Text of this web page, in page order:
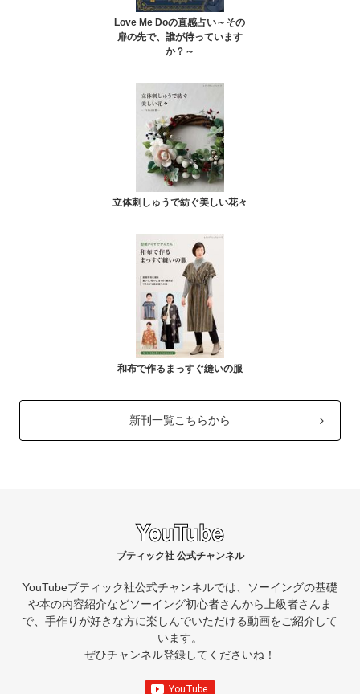
Love Me Doの直感占い～その
扉の先で、誰が待っています
か？～
立体刺しゅうで紡ぐ美しい花々
和布で作るまっすぐ縫いの服
新刊一覧こちらから
ブティック社 公式チャンネル
YouTubeブティック社公式チャンネルでは、ソーイングの基礎
や本の内容紹介などソーイング初心者さんから上級者さんま
で、手作りが好きな方に楽しんでいただける動画をご紹介して
います。
ぜひチャンネル登録してくださいね！